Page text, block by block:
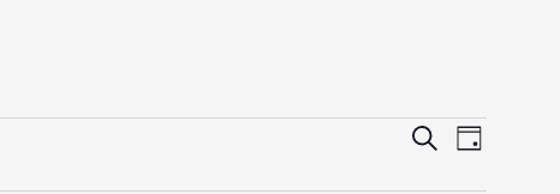
Veranstaltungen
SucheTag